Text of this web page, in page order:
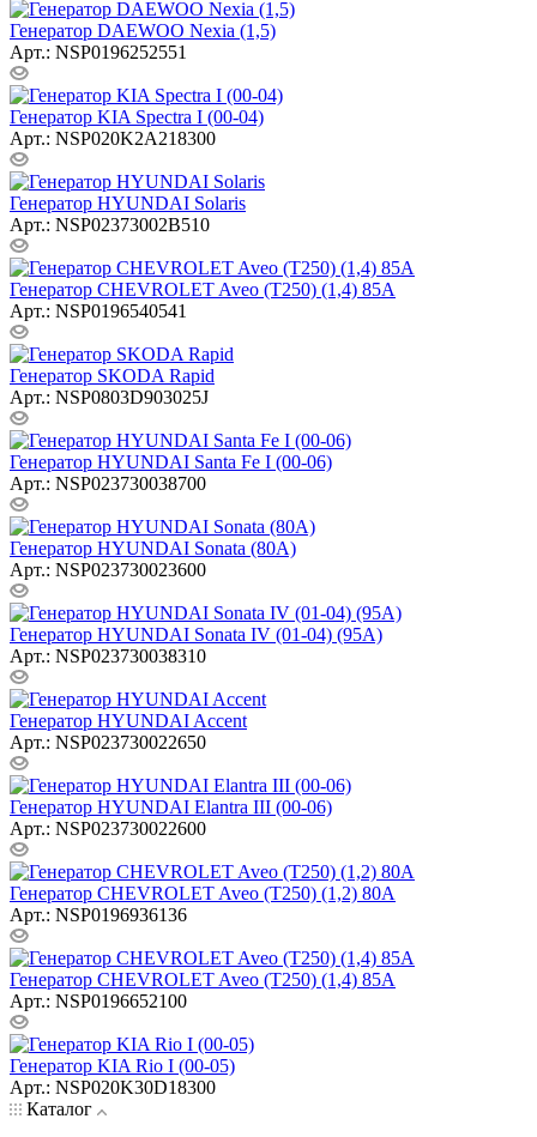
Генератор DAEWOO Nexia (1,5)
Арт.: NSP0196252551
Генератор KIA Spectra I (00-04)
Арт.: NSP020K2A218300
Генератор HYUNDAI Solaris
Арт.: NSP02373002B510
Генератор CHEVROLET Aveo (T250) (1,4) 85A
Арт.: NSP0196540541
Генератор SKODA Rapid
Арт.: NSP0803D903025J
Генератор HYUNDAI Santa Fe I (00-06)
Арт.: NSP023730038700
Генератор HYUNDAI Sonata (80A)
Арт.: NSP023730023600
Генератор HYUNDAI Sonata IV (01-04) (95A)
Арт.: NSP023730038310
Генератор HYUNDAI Accent
Арт.: NSP023730022650
Генератор HYUNDAI Elantra III (00-06)
Арт.: NSP023730022600
Генератор CHEVROLET Aveo (T250) (1,2) 80A
Арт.: NSP0196936136
Генератор CHEVROLET Aveo (T250) (1,4) 85A
Арт.: NSP0196652100
Генератор KIA Rio I (00-05)
Арт.: NSP020K30D18300
Каталог